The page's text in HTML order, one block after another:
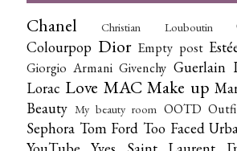
Chanel Christian Louboutin
Colourpop Dior Empty post
Giorgio Armani Givenchy Guerlain
Lorac Love MAC Make up
Beauty My beauty room OOTD
Sephora Tom Ford Too Faced